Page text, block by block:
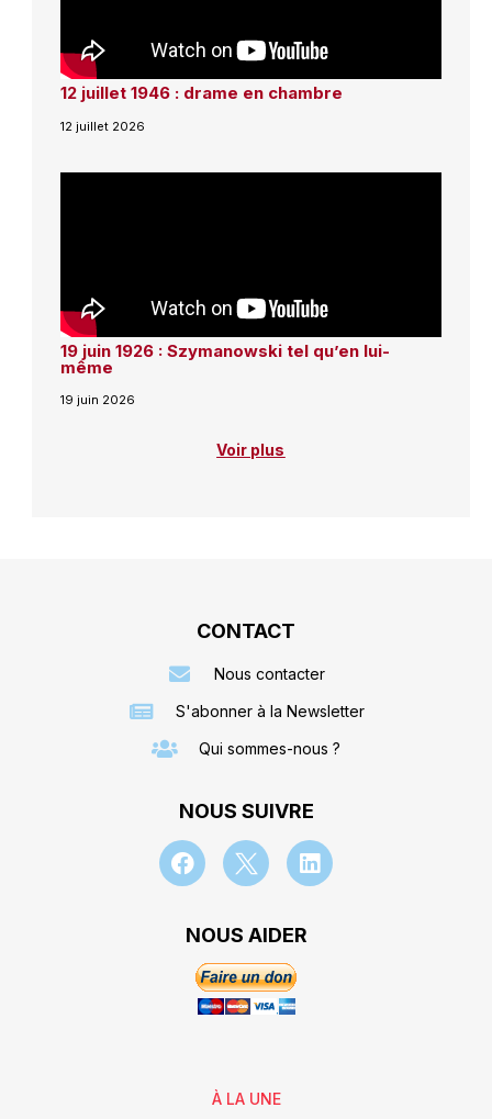
12 juillet 1946 : drame en chambre
12 juillet 2026
19 juin 1926 : Szymanowski tel qu’en lui-
même
19 juin 2026
Voir plus
CONTACT
Nous contacter
S'abonner à la Newsletter
Qui sommes-nous ?
NOUS SUIVRE
NOUS AIDER
À LA UNE